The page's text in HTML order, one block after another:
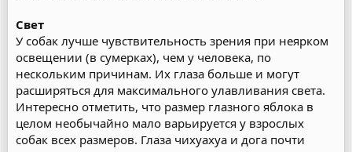
Свет
У собак лучше чувствительность зрения при неярком
освещении (в сумерках), чем у человека, по
нескольким причинам. Их глаза больше и могут
расширяться для максимального улавливания света.
Интересно отметить, что размер глазного яблока в
целом необычайно мало варьируется у взрослых
собак всех размеров. Глаза чихуахуа и дога почти